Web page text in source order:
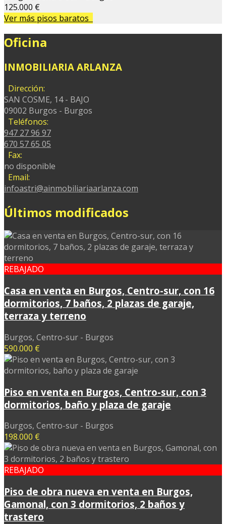
125.000 €
Ver más pisos baratos
Oficina
INMOBILIARIA ARLANZA
Dirección:
SAN COSME, 14 - BAJO
09002 Burgos - Burgos
Teléfonos:
947 27 96 97
670 57 65 05
Fax:
no disponible
Email:
infoastri@ainmobiliariaarlanza.com
Últimos modificados
REBAJADO
Casa en venta en Burgos, Centro-sur, con 16
dormitorios, 7 baños, 2 plazas de garaje,
terraza y terreno
Burgos, Centro-sur - Burgos
590.000 €
Piso en venta en Burgos, Centro-sur, con 3
dormitorios, baño y plaza de garaje
Burgos, Centro-sur - Burgos
198.000 €
REBAJADO
Piso de obra nueva en venta en Burgos,
Gamonal, con 3 dormitorios, 2 baños y
trastero